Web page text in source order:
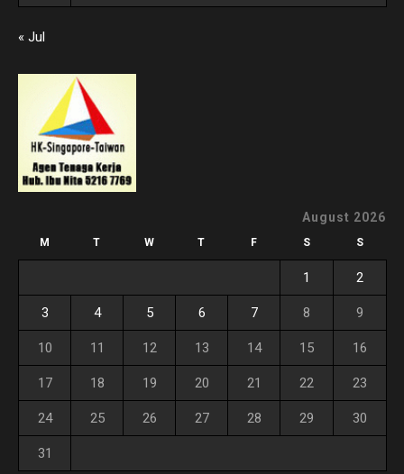
« Jul
August 2026
M T W T F S S
1 2
3 4 5 6 7 8 9
10 11 12 13 14 15 16
17 18 19 20 21 22 23
24 25 26 27 28 29 30
31